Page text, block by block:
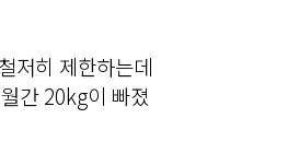
저히 제한하는데
간 20kg이 빠졌